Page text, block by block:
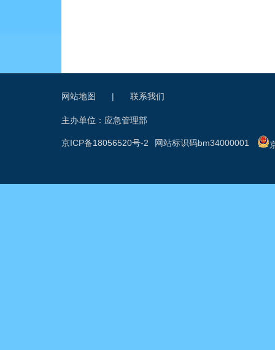
网站地图 | 联系我们
主办单位：应急管理部
网站标识码bm34000001
京ICP备18056520号-2